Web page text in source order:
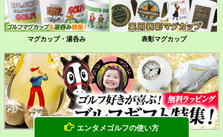
マグカップ・湯呑み 表彰マグカップ
エンタメゴルフの使い方